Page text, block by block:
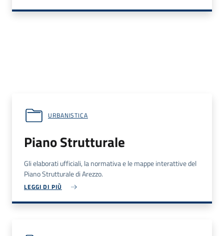
URBANISTICA
Piano Strutturale
Gli elaborati ufficiali, la normativa e le mappe interattive del
Piano Strutturale di Arezzo.
LEGGI DI PIÙ